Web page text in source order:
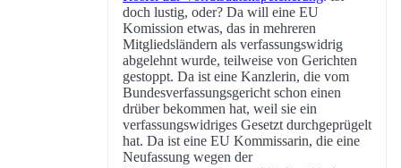
doch lustig, oder? Da will eine EU
Komission etwas, das in mehreren
Mitgliedsländern als verfassungswidrig
abgelehnt wurde, teilweise von Gerichten
gestoppt. Da ist eine Kanzlerin, die vom
Bundesverfassungsgericht schon einen
drüber bekommen hat, weil sie ein
verfassungswidriges Gesetzt durchgeprügelt
hat. Da ist eine EU Kommissarin, die eine
Neufassung wegen der